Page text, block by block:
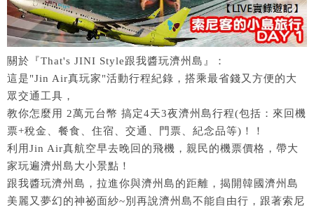
關於『That's JINI Style跟我醬玩濟州島』：
這是"Jin Air真玩家"活動行程紀錄，搭乘最省錢又方便的大
眾交通工具，
教你怎麼用 2萬元台幣 搞定4天3夜濟州島行程(包括：來回機
票+稅金、餐食、住宿、交通、門票、紀念品等)！！
利用Jin Air真航空早去晚回的飛機，親民的機票價格，帶大
家玩遍濟州島大小景點！
跟我醬玩濟州島，拉進你與濟州島的距離，揭開韓國濟州島
美麗又夢幻的神祕面紗~別再說濟州島不能自由行，跟著索尼